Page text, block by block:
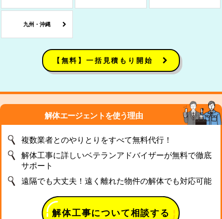
九州・沖縄
【無料】一括見積もり開始
解体エージェントを使う理由
複数業者とのやりとりをすべて無料代行！
解体工事に詳しいベテランアドバイザーが無料で徹底
サポート
遠隔でも大丈夫！遠く離れた物件の解体でも対応可能
解体工事について相談する